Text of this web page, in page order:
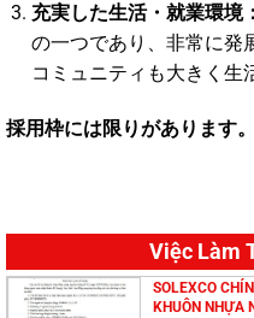
充実した生活・就業環境：
の一つであり、非常に発
コミュニティも大きく生
採用枠には限りがあります
Việc Làm
SOLEXCO
KHUÔN NHỰA